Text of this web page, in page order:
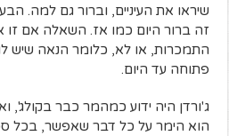
שיראו את העיניים, וברור גם למה.
זה ברור היום כמו אז. השאלה אם זו
התמכרות, או לא, כלומר הנאה שיש
פתוחה עד היום.
ג'ורדן היה ידוע כמהמר כבר בקולג',
הוא הימר על כל דבר שאפשר, בכל